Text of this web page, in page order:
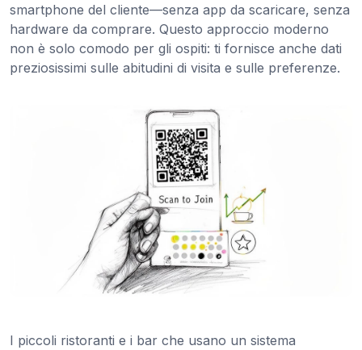
smartphone del cliente—senza app da scaricare, senza
hardware da comprare. Questo approccio moderno
non è solo comodo per gli ospiti: ti fornisce anche dati
preziosissimi sulle abitudini di visita e sulle preferenze.
I piccoli ristoranti e i bar che usano un sistema